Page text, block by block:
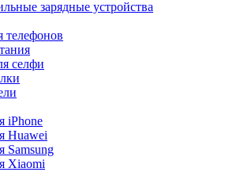
зарядные устройства
телефонов
селфи
iPhone
Huawei
Samsung
Xiaomi